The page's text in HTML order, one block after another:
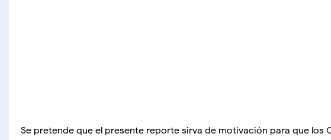
Se pretende que el presente reporte sirva de motivación para que